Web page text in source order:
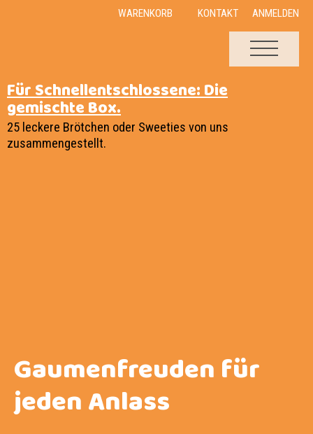
WARENKORB KONTAKT ANMELDEN
Für Schnellentschlossene: Die
gemischte Box.
25 leckere Brötchen oder Sweeties von uns
zusammengestellt.
Gaumenfreuden für
jeden Anlass